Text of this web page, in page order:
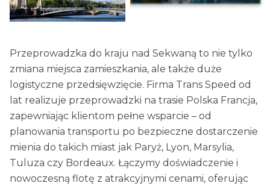
Przeprowadzka do kraju nad Sekwaną to nie tylko
zmiana miejsca zamieszkania, ale także duże
logistyczne przedsięwzięcie. Firma Trans Speed od
lat realizuje przeprowadzki na trasie Polska Francja,
zapewniając klientom pełne wsparcie – od
planowania transportu po bezpieczne dostarczenie
mienia do takich miast jak Paryż, Lyon, Marsylia,
Tuluza czy Bordeaux. Łączymy doświadczenie i
nowoczesną flotę z atrakcyjnymi cenami, oferując